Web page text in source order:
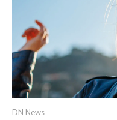
DN News